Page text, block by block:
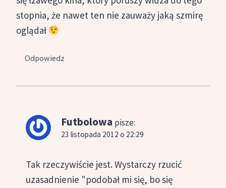
stopnia, że nawet ten nie zauważy jaką szmirę
oglądał
Odpowiedz
Futbolowa pisze:
23 listopada 2012 o 22:29
Tak rzeczywiście jest. Wystarczy rzucić
uzasadnienie "podobał mi się, bo się